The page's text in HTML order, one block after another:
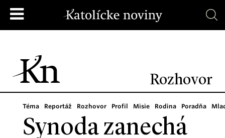
Rozhovor
Téma Reportáž Rozhovor Profil Misie Rodina Poradňa
Synoda zanechá